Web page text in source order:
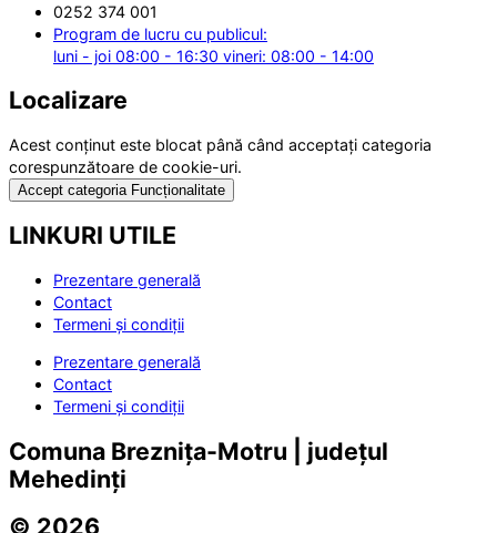
0252 374 001
Program de lucru cu publicul:
luni - joi 08:00 - 16:30 vineri: 08:00 - 14:00
Localizare
Acest conținut este blocat până când acceptați categoria
corespunzătoare de cookie-uri.
Accept categoria Funcționalitate
LINKURI UTILE
Prezentare generală
Contact
Termeni și condiții
Prezentare generală
Contact
Termeni și condiții
Comuna Breznița-Motru | județul
Mehedinți
© 2026